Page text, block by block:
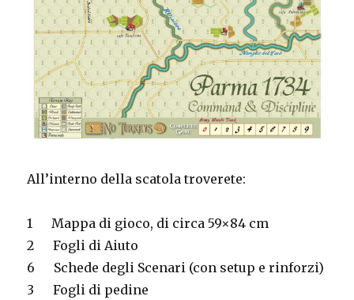
All’interno della scatola troverete:
1Mappa di gioco, di circa 59×84 cm
2Fogli di Aiuto
6 Schede degli Scenari (con setup e rinforzi)
3
Fogli di pedine